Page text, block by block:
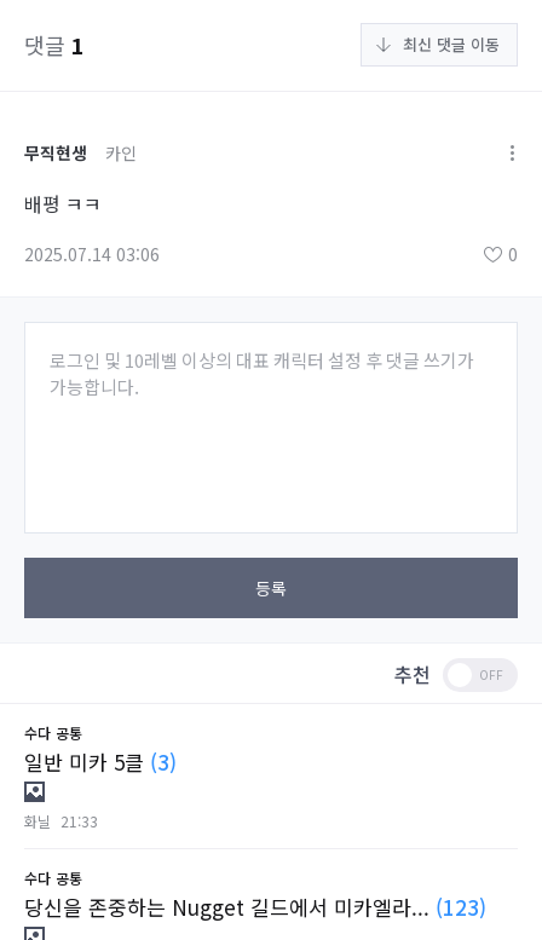
댓글 1 최신 댓글 이동
무직현생 카인
배평 ㅋㅋ
2025.07.14 03:06 0
로그인 및 10레벨 이상의 대표 캐릭터 설정 후 댓글 쓰기가
가능합니다.
등록
추천
수다 공통
일반 미카 5클 (3)
화닐 21:33
수다 공통
당신을 존중하는 Nugget 길드에서 미카엘라... (123)